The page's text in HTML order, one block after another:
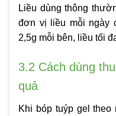
Liều dùng thông
đơn vị liều mỗi ngày
2,5g mỗi bên, liều tối
3.2 Cách dùng
quả
Khi bóp tuýp gel